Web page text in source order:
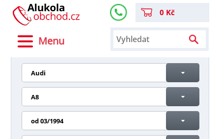
Menu
0 Kč
Audi
A8
od 03/1994